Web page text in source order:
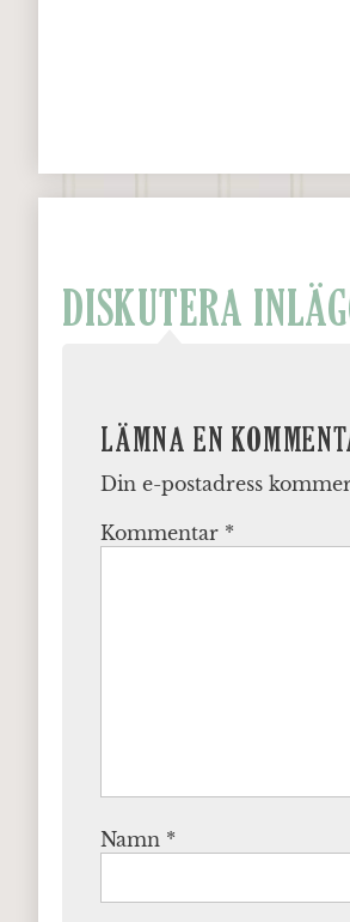
DISKUTERA
LÄMNA EN
Din e-postadress
Kommentar *
Namn *